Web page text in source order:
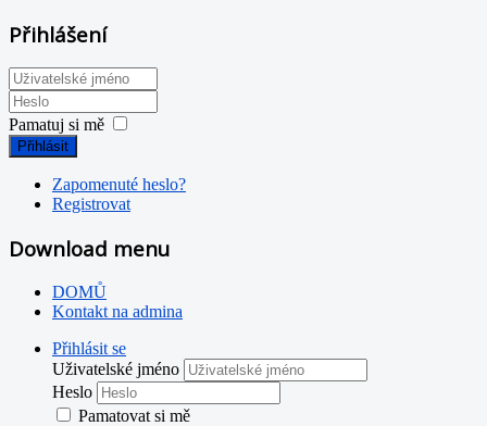
Přihlášení
Pamatuj si mě
Přihlásit
Zapomenuté heslo?
Registrovat
Download menu
DOMŮ
Kontakt na admina
Přihlásit se
Uživatelské jméno
Heslo
Pamatovat si mě